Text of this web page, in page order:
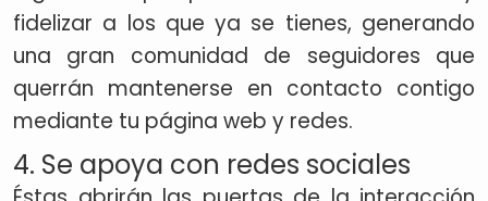
fidelizar a los que ya se tienes, generando
una gran comunidad de seguidores que
querrán mantenerse en contacto contigo
mediante tu página web y redes.
4. Se apoya con redes sociales